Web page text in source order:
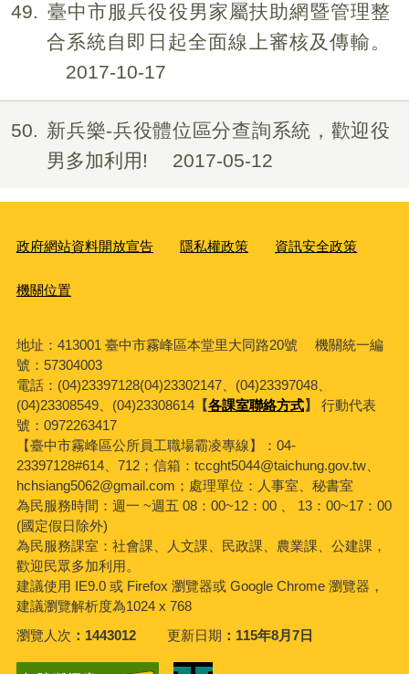
49
臺中市服兵役役男家屬扶助網暨管理整
合系統自即日起全面線上審核及傳輸。
2017-10-17
50
新兵樂-兵役體位區分查詢系統，歡迎役
男多加利用!
2017-05-12
政府網站資料開放宣告 隱私權政策 資訊安全政策
機關位置
地址：413001 臺中市霧峰區本堂里大同路20號 機關統一編
號：57304003
電話：(04)23397128(04)23302147、(04)23397048、
(04)23308549、(04)23308614【各課室聯絡方式】
行動代表
號：0972263417
【臺中市霧峰區公所員工職場霸凌專線】：04-
23397128#614、712；信箱：tccght5044@taichung.gov.tw、
hchsiang5062@gmail.com；處理單位：人事室、秘書室
為民服務時間：週一 ~週五 08：00~12：00 、 13：00~17：00
(國定假日除外)
為民服務課室：社會課、人文課、民政課、農業課、公建課，
歡迎民眾多加利用。
建議使用 IE9.0 或 Firefox 瀏覽器或 Google Chrome 瀏覽器，
建議瀏覽解析度為1024 x 768
瀏覽人次
1443012 更新日期 115年8月7日